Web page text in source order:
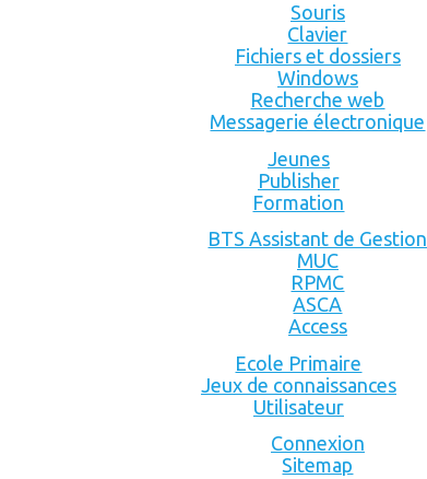
Souris
Clavier
Fichiers et dossiers
Windows
Recherche web
Messagerie électronique
Jeunes
Publisher
Formation
BTS Assistant de Gestion
MUC
RPMC
ASCA
Access
Ecole Primaire
Jeux de connaissances
Utilisateur
Connexion
Sitemap